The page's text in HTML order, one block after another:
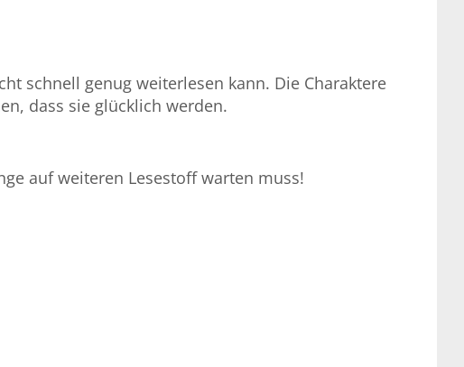
schnell genug weiterlesen kann. Die Charaktere
dass sie glücklich werden.
auf weiteren Lesestoff warten muss!